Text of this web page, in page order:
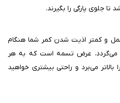
و کمتر اذیت شدن کمر شما هنگام
می‌‌گردد، عرض تسمه‌‌ است که به هر
بالاتر می‌‌برد و راحتی بیشتری خواهید